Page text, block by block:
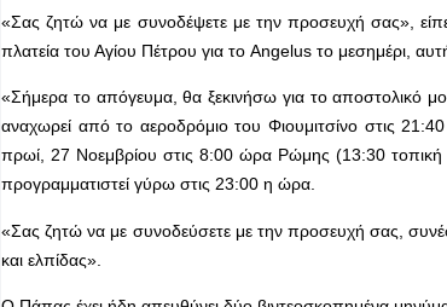
«Σας ζητώ να με συνοδέψετε με την προσευχή σας»,
πλατεία του Αγίου Πέτρου για το Angelus το μεσημέρι,
«Σήμερα το απόγευμα, θα ξεκινήσω για το αποστολικό
αναχωρεί από το αεροδρόμιο του Φιουμιτσίνο στις
πρωί, 27 Νοεμβρίου στις 8:00 ώρα Ρώμης (13:30 τοπική
προγραμματιστεί γύρω στις 23:00 η ώρα.
«Σας ζητώ να με συνοδεύσετε με την προσευχή σας,
και ελπίδας».